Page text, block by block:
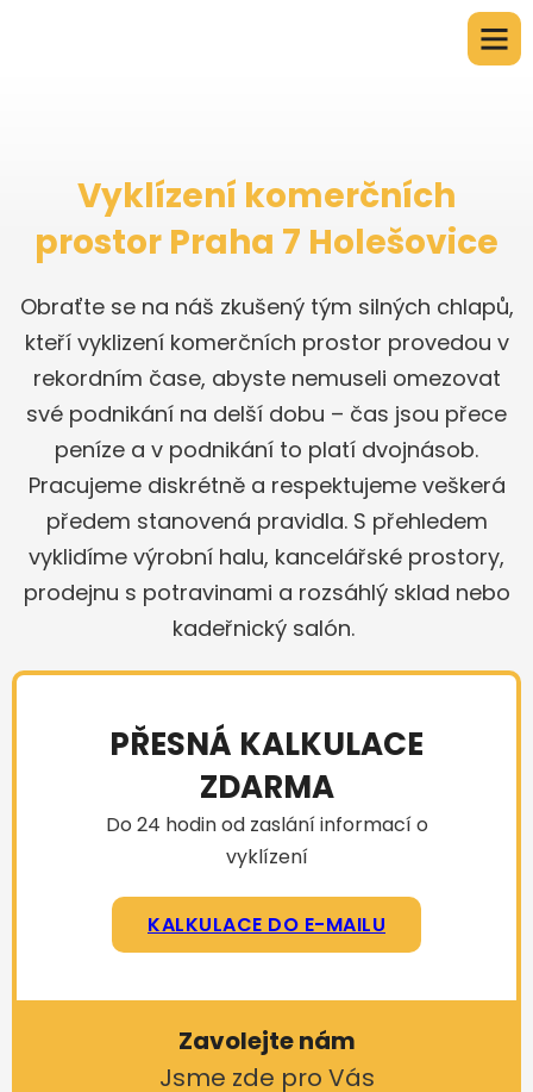
Vyklízení komerčních
prostor Praha 7 Holešovice
Obraťte se na náš zkušený tým silných chlapů,
kteří vyklizení komerčních prostor provedou v
rekordním čase, abyste nemuseli omezovat
své podnikání na delší dobu – čas jsou přece
peníze a v podnikání to platí dvojnásob.
Pracujeme diskrétně a respektujeme veškerá
předem stanovená pravidla. S přehledem
vyklidíme výrobní halu, kancelářské prostory,
prodejnu s potravinami a rozsáhlý sklad nebo
kadeřnický salón.
PŘESNÁ KALKULACE
ZDARMA
Do 24 hodin od zaslání informací o
vyklízení
KALKULACE DO E-MAILU
Zavolejte nám
Jsme zde pro Vás